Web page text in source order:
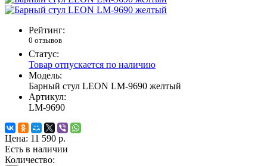
Рейтинг:
0 отзывов
Статус:
Товар отпускается по наличию
Модель:
Барный стул LEON LM-9690 желтый
Артикул:
LM-9690
Цена: 11 590 р.
Есть в наличии
Количество: